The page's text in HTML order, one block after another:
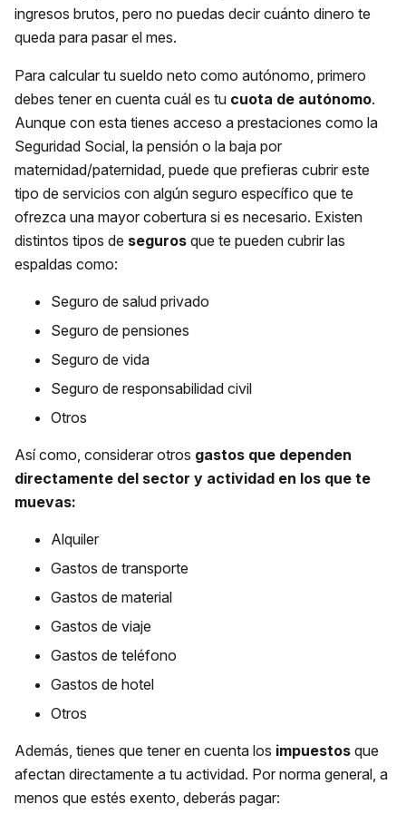
ingresos brutos, pero no puedas decir cuánto dinero te
queda para pasar el mes.
Para calcular tu sueldo neto como autónomo, primero
debes tener en cuenta cuál es tu cuota de autónomo.
Aunque con esta tienes acceso a prestaciones como la
Seguridad Social, la pensión o la baja por
maternidad/paternidad, puede que prefieras cubrir este
tipo de servicios con algún seguro específico que te
ofrezca una mayor cobertura si es necesario. Existen
distintos tipos de seguros que te pueden cubrir las
espaldas como:
Seguro de salud privado
Seguro de pensiones
Seguro de vida
Seguro de responsabilidad civil
Otros
Así como, considerar otros gastos que dependen
directamente del sector y actividad en los que te
muevas:
Alquiler
Gastos de transporte
Gastos de material
Gastos de viaje
Gastos de teléfono
Gastos de hotel
Otros
Además, tienes que tener en cuenta los impuestos que
afectan directamente a tu actividad. Por norma general, a
menos que estés exento, deberás pagar: